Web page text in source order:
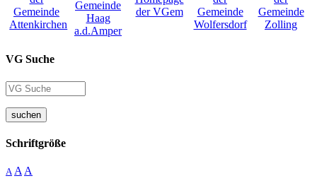
VG Suche
suchen
Schriftgröße
A A A